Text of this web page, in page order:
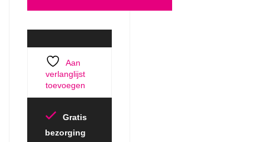
Aan
verlanglijst
toevoegen
Gratis
bezorging